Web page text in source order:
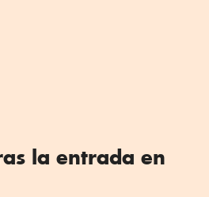
la entrada en